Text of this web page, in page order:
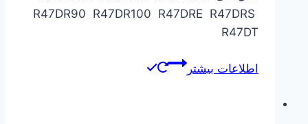
R47DR90 R47DR100 R47DRE R47DRS
R47DT
اطلاعات بیشتر